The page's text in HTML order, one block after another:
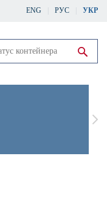
ENG РУС УКР